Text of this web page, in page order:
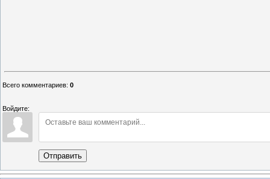
Всего комментариев: 0
Войдите:
Отправить